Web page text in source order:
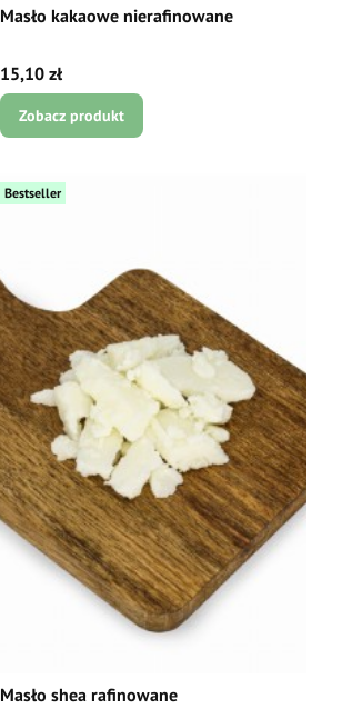
Masło kakaowe nierafinowane
Cena
15,10 zł
Zobacz produkt
Bestseller
Masło shea rafinowane